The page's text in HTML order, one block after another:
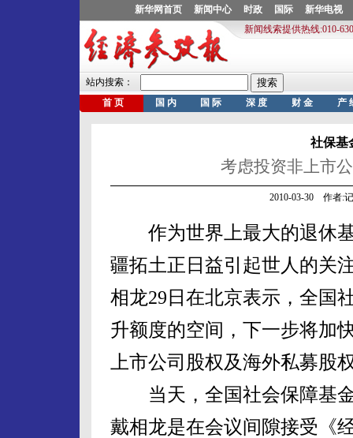
社保基
考虑投资非上市
2010-03-30 作者:
作为世界上最大的退休基
疆拓土正日益引起世人的关
相龙29日在北京表示，全国
升额度的空间，下一步将加
上市公司股权及海外私募股
当天，全国社会保障基金
戴相龙是在会议间隙接受《